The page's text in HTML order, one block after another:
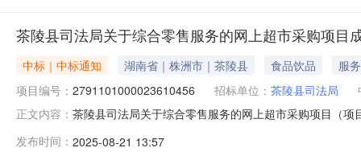
茶陵县司法局关于综合零售服务的网上超市采购项目
中标｜中标通知 湖南省｜株洲市｜茶陵县 食品饮品
服务
项目编号： 2791101000023610456 招标单位： 茶陵县司法局
正文内容： 茶陵县司法局关于综合零售服务的网上超市采购项目（
株洲市茶陵县报价起止时间:-二、采购单位信息采购单位
发布时间： 2025-08-21 13:57